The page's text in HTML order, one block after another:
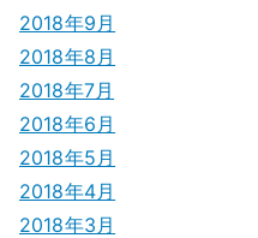
2018年9月
2018年8月
2018年7月
2018年6月
2018年5月
2018年4月
2018年3月